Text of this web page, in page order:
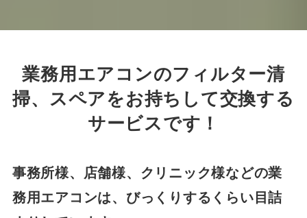
業務用エアコンのフィルター清
掃、スペアをお持ちして交換する
サービスです！
事務所様、店舗様、クリニック様などの業
務用エアコンは、びっくりするくらい目詰